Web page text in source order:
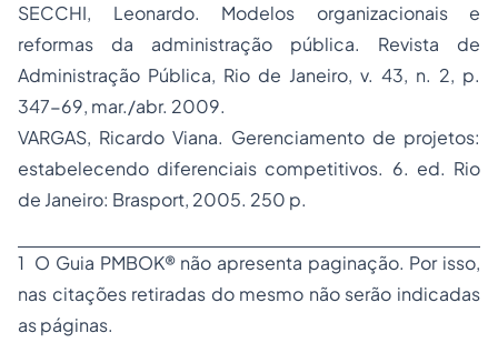
SECCHI, Leonardo. Modelos organizacionais e
reformas da administração pública. Revista de
Administração Pública, Rio de Janeiro, v. 43, n. 2, p.
347-69, mar./abr. 2009.
VARGAS, Ricardo Viana. Gerenciamento de projetos:
estabelecendo diferenciais competitivos. 6. ed. Rio
de Janeiro: Brasport, 2005. 250 p.
1 O Guia PMBOK®não apresenta paginação. Por isso,
nas citações retiradas do mesmo não serão indicadas
as páginas.